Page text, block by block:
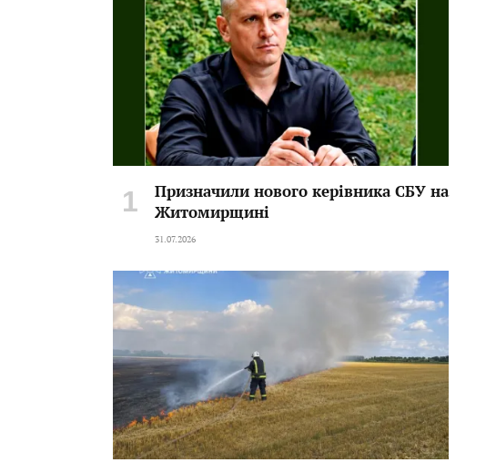
Призначили нового керівника СБУ на
Житомирщині
31.07.2026